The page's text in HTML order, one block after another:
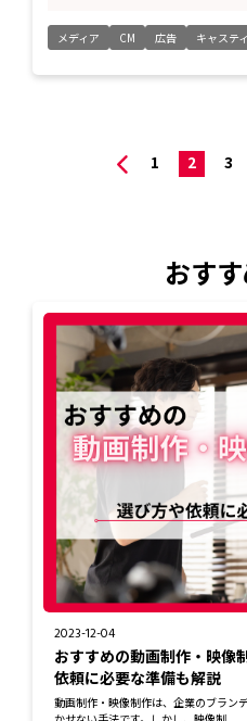
メディア CM 広告 キャステ
1 2 3
おす
2023-12-04
おすすめの動画制作・映像
依頼に必要な準備も解説
動画制作・映像制作は、企業のブラン